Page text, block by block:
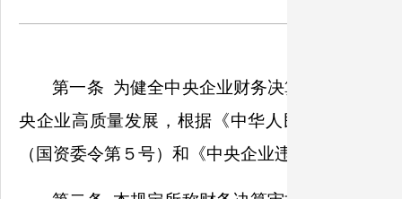
第一条 为健全中央企业财务决算监督管理制
央企业高质量发展，根据《中华人民共和国企业
（国资委令第５号）和《中央企业违规经营投资